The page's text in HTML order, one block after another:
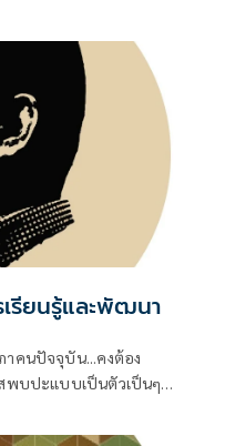
รียนรู้และพัฒนา
าคนปัจจุบัน...คงต้อง
สพบปะแบบเป็นตัวเป็นๆ